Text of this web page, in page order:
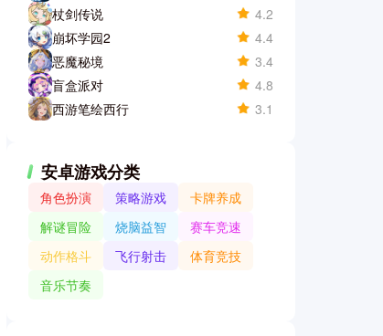
杖剑传说
4.2
崩坏学园2
4.4
恶魔秘境
3.4
盲盒派对
4.8
西游笔绘西行
3.1
安卓游戏分类
角色扮演 策略游戏
卡牌养成
解谜冒险
烧脑益智
赛车竞速
动作格斗
飞行射击
体育竞技
音乐节奏